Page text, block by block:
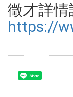
徵才詳情
https://
Share